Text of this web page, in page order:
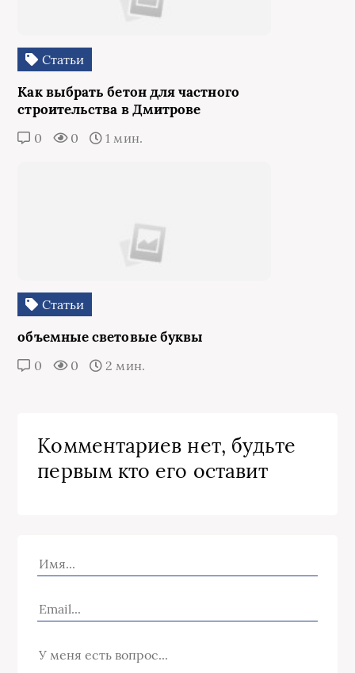
Статьи
Как выбрать бетон для частного
строительства в Дмитрове
0 0 1 мин.
Статьи
объемные световые буквы
0 0 2 мин.
Комментариев нет, будьте
первым кто его оставит